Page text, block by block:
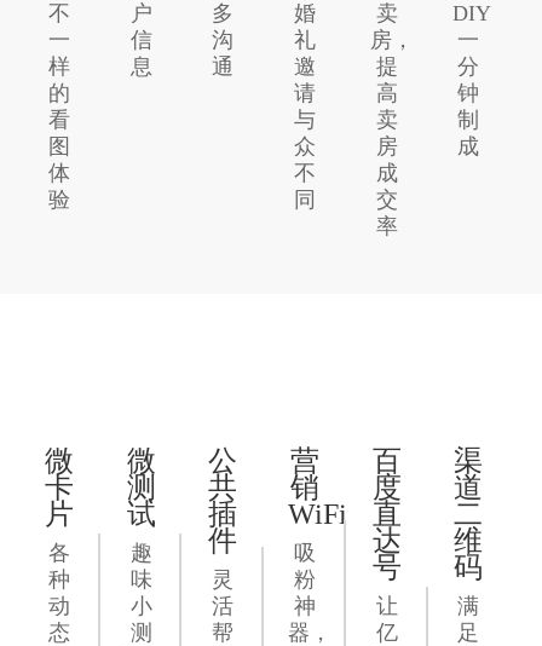
不
一
样
的
看
图
体
验
户
信
息
多
沟
通
婚
礼
邀
请
与
众
不
同
卖
房，
提
高
卖
房
成
交
率
DIY
一
分
钟
制
成
微
卡
片
各
种
动
态
微
测
试
趣
味
小
测
公
共
插
件
灵
活
帮
营
销
WiFi
吸
粉
神
器，
百
度
直
达
号
让
亿
渠
道
二
维
码
满
足